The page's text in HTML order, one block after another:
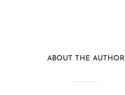
ABOUT THE AUTHOR